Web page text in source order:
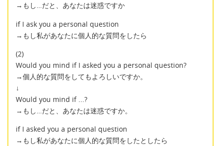
→もし…だと、あなたは迷惑ですか
if I ask you a personal question
→もし私があなたに個人的な質問をしたら
(2)
Would you mind if I asked you a personal question?
→個人的な質問をしてもよろしいですか。
↓
Would you mind if ...?
→もし…だと、あなたは迷惑ですか。
if I asked you a personal question
→もし私があなたに個人的な質問をしたとしたら